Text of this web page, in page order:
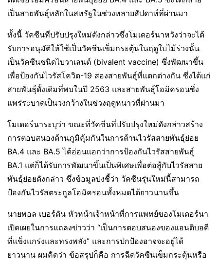
เป็นสายพันธุ์หลักในสหรัฐในช่วงหลายสัปดาห์ที่ผ่านมา
ทั้งนี้ วัคซีนที่ปรับปรุงใหม่ดังกล่าวซึ่งโมเดอร์นาหวังว่าจะได้
รับการอนุมัติให้ใช้เป็นวัคซีนเข็มกระตุ้นในฤดูใบไม้ร่วงนั้น
เป็นวัคซีนชนิดไบวาเลนต์ (bivalent vaccine) ซึ่งพัฒนาขึ้น
เพื่อป้องกันไวรัสโควิด-19 สองสายพันธุ์ที่แตกต่างกัน ซึ่งได้แก่
สายพันธุ์ดั้งเดิมที่พบในปี 2563 และสายพันธุ์โอมิครอนซึ่ง
แพร่ระบาดเป็นวงกว้างในช่วงฤดูหนาวที่ผ่านมา
โมเดอร์นาระบุว่า ขณะที่วัคซีนที่ปรับปรุงใหม่ดังกล่าวสร้าง
การตอบสนองด้านภูมิคุ้มกันในการต้านไวรัสสายพันธุ์ย่อย
BA.4 และ BA.5 ได้อ่อนแอกว่าการป้องกันไวรัสสายพันธุ์
BA.1 แต่ก็ได้รับการพัฒนาขึ้นเป็นพิเศษเพื่อต่อสู้กับไวรัสสาย
พันธุ์ย่อยดังกล่าว ซึ่งข้อมูลบ่งชี้ว่า วัคซีนรุ่นใหม่นี้สามารถ
ป้องกันไวรัสตระกูลโอมิครอนทั้งหมดได้ยาวนานขึ้น
นายพอล เบอร์ตัน หัวหน้าเจ้าหน้าที่การแพทย์ของโมเดอร์นา
เปิดเผยในการแถลงข่าวว่า “เป็นการตอบสนองของแอนติบอดี
ที่แข็งแกร่งและทรงพลัง” และการปกป้องอาจจะอยู่ได้
ยาวนาน ผมคิดว่า ข้อสรุปก็คือ การฉีดวัคซีนเข็มกระตุ้นหรือ